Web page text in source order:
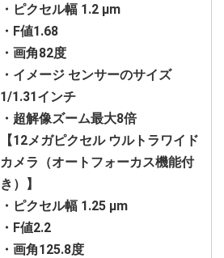
・ピクセル幅 1.2 μm
・F値1.68
・画角82度
・イメージ センサーのサイズ
1/1.31インチ
・超解像ズーム最大8倍
【12メガピクセル ウルトラワイド
カメラ（オートフォーカス機能付
き）】
・ピクセル幅 1.25 μm
・F値2.2
・画角125.8度